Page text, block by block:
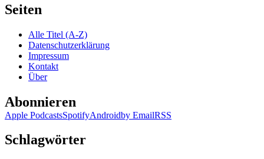
Der
Bilderwächter
Seiten
Alle Titel (A-Z)
Datenschutzerklärung
Impressum
Kontakt
Über
Abonnieren
Apple PodcastsSpotifyAndroidby EmailRSS
Schlagwörter